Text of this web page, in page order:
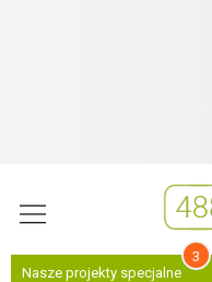
Nasze projekty specjalne
3